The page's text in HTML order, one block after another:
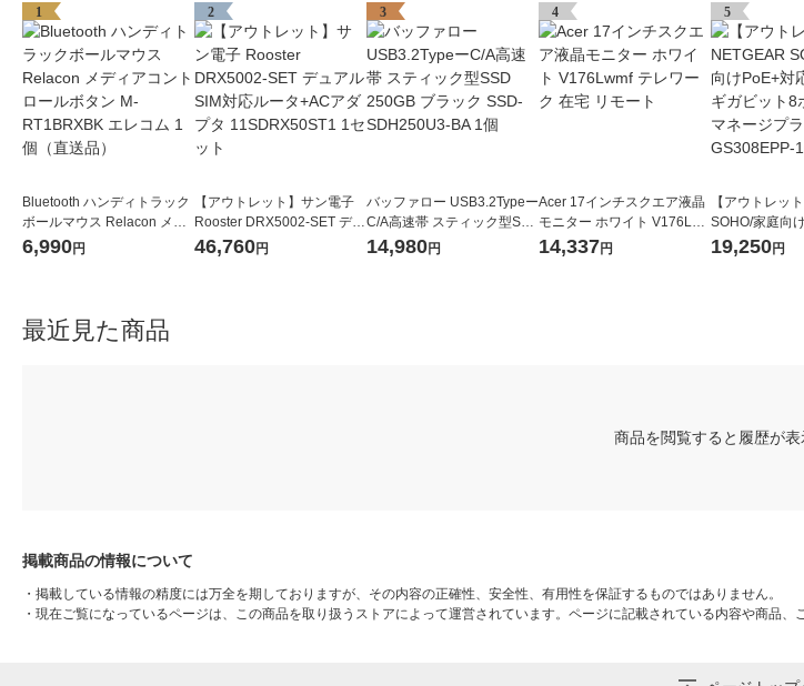
1
Bluetooth ハンディトラック
ボールマウス Relacon メデ
ィアコントロールボタン M-
6,990円
2
【アウトレット】サン電子
Rooster DRX5002-SET デュ
アルSIM対応ルータ+ACアダ
46,760円
3
バッファロー USB3.2Typeー
C/A高速帯 スティック型SS
D 250GB ブラック SSD-SD
14,980円
4
Acer 17インチスクエア液晶
モニター ホワイト V176Lw
mf テレワーク 在宅 リモート
14,337円
5
【アウトレッ
SOHO/家庭向
23W) ギガビッ
19,250円
最近見た商品
商品を閲覧すると履歴が
掲載商品の情報について
・ 掲載している情報の精度には万全を期しておりますが、その内容の正確性、安全性、有用性を保証するものではありません。
・ 現在ご覧になっているページは、この商品を取り扱うストアによって運営されています。ページに記載されている内容や商品、